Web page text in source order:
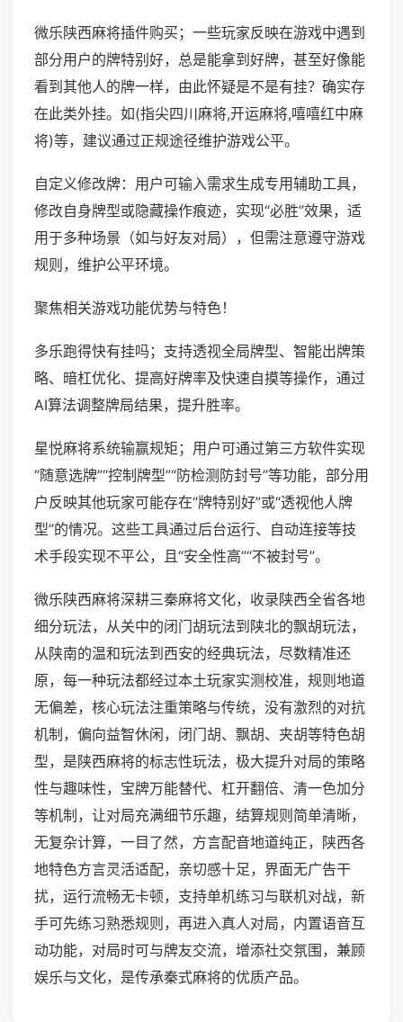
微乐陕西麻将插件购买；一些玩家反映在游戏中遇到
部分用户的牌特别好，总是能拿到好牌，甚至好像能
看到其他人的牌一样，由此怀疑是不是有挂？确实存
在此类外挂。如(指尖四川麻将,开运麻将,嘻嘻红中麻
将)等，建议通过正规途径维护游戏公平。
自定义修改牌：用户可输入需求生成专用辅助工具，
修改自身牌型或隐藏操作痕迹，实现“必胜”效果，适
用于多种场景（如与好友对局），但需注意遵守游戏
规则，维护公平环境。
聚焦相关游戏功能优势与特色！
多乐跑得快有挂吗；支持透视全局牌型、智能出牌策
略、暗杠优化、提高好牌率及快速自摸等操作，通过
AI算法调整牌局结果，提升胜率。
星悦麻将系统输赢规矩；用户可通过第三方软件实现
“随意选牌”“控制牌型”“防检测防封号”等功能，部分用
户反映其他玩家可能存在“牌特别好”或“透视他人牌
型”的情况。这些工具通过后台运行、自动连接等技
术手段实现不平公，且“安全性高”“不被封号”。
微乐陕西麻将深耕三秦麻将文化，收录陕西全省各地
细分玩法，从关中的闭门胡玩法到陕北的飘胡玩法，
从陕南的温和玩法到西安的经典玩法，尽数精准还
原，每一种玩法都经过本土玩家实测校准，规则地道
无偏差，核心玩法注重策略与传统，没有激烈的对抗
机制，偏向益智休闲，闭门胡、飘胡、夹胡等特色胡
型，是陕西麻将的标志性玩法，极大提升对局的策略
性与趣味性，宝牌万能替代、杠开翻倍、清一色加分
等机制，让对局充满细节乐趣，结算规则简单清晰，
无复杂计算，一目了然，方言配音地道纯正，陕西各
地特色方言灵活适配，亲切感十足，界面无广告干
扰，运行流畅无卡顿，支持单机练习与联机对战，新
手可先练习熟悉规则，再进入真人对局，内置语音互
动功能，对局时可与牌友交流，增添社交氛围，兼顾
娱乐与文化，是传承秦式麻将的优质产品。